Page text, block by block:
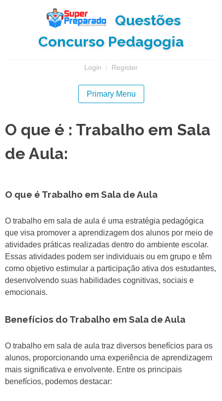
Questões
Concurso Pedagogia
Login | Register
Primary Menu
O que é : Trabalho em Sala
de Aula:
O que é Trabalho em Sala de Aula
O trabalho em sala de aula é uma estratégia pedagógica
que visa promover a aprendizagem dos alunos por meio de
atividades práticas realizadas dentro do ambiente escolar.
Essas atividades podem ser individuais ou em grupo e têm
como objetivo estimular a participação ativa dos estudantes,
desenvolvendo suas habilidades cognitivas, sociais e
emocionais.
Benefícios do Trabalho em Sala de Aula
O trabalho em sala de aula traz diversos benefícios para os
alunos, proporcionando uma experiência de aprendizagem
mais significativa e envolvente. Entre os principais
benefícios, podemos destacar: